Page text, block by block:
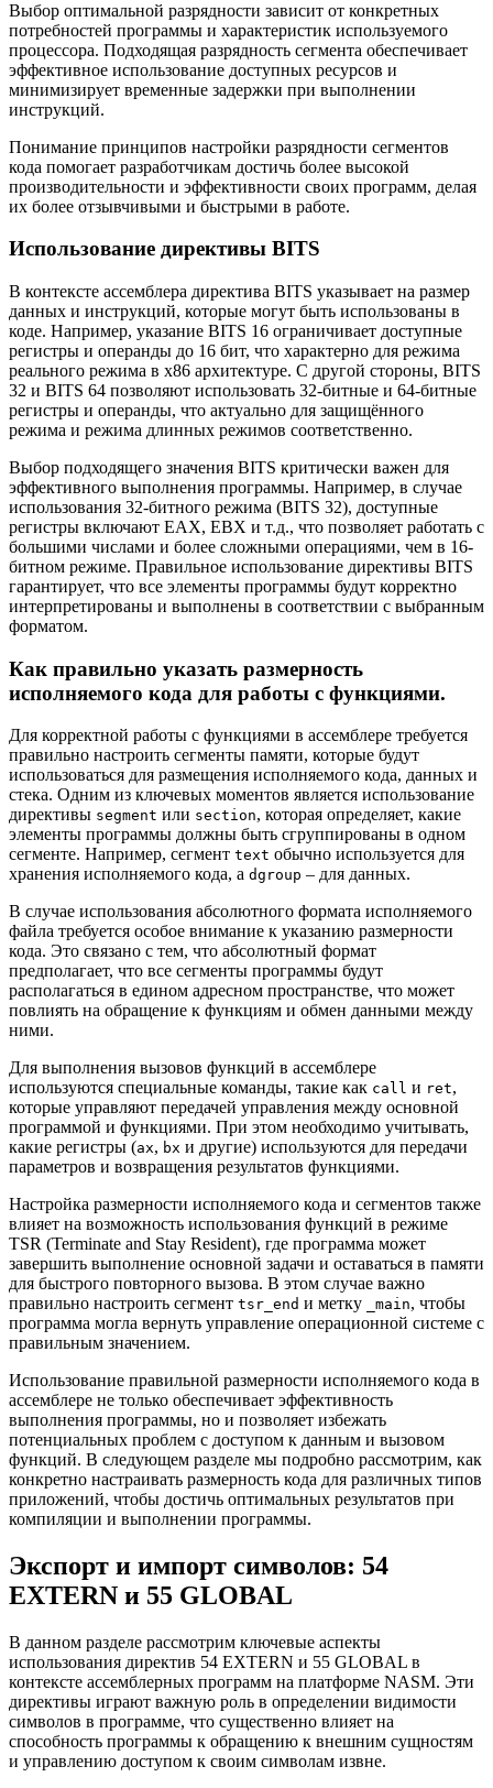
Выбор оптимальной разрядности зависит от конкретных
потребностей программы и характеристик используемого
процессора. Подходящая разрядность сегмента обеспечивает
эффективное использование доступных ресурсов и
минимизирует временные задержки при выполнении
инструкций.
Понимание принципов настройки разрядности сегментов
кода помогает разработчикам достичь более высокой
производительности и эффективности своих программ, делая
их более отзывчивыми и быстрыми в работе.
Использование директивы BITS
В контексте ассемблера директива BITS указывает на размер
данных и инструкций, которые могут быть использованы в
коде. Например, указание BITS 16 ограничивает доступные
регистры и операнды до 16 бит, что характерно для режима
реального режима в x86 архитектуре. С другой стороны, BITS
32 и BITS 64 позволяют использовать 32-битные и 64-битные
регистры и операнды, что актуально для защищённого
режима и режима длинных режимов соответственно.
Выбор подходящего значения BITS критически важен для
эффективного выполнения программы. Например, в случае
использования 32-битного режима (BITS 32), доступные
регистры включают EAX, EBX и т.д., что позволяет работать с
большими числами и более сложными операциями, чем в 16-
битном режиме. Правильное использование директивы BITS
гарантирует, что все элементы программы будут корректно
интерпретированы и выполнены в соответствии с выбранным
форматом.
Как правильно указать размерность
исполняемого кода для работы с функциями.
Для корректной работы с функциями в ассемблере требуется
правильно настроить сегменты памяти, которые будут
использоваться для размещения исполняемого кода, данных и
стека. Одним из ключевых моментов является использование
директивы segment или section, которая определяет, какие
элементы программы должны быть сгруппированы в одном
сегменте. Например, сегмент text обычно используется для
хранения исполняемого кода, а dgroup – для данных.
В случае использования абсолютного формата исполняемого
файла требуется особое внимание к указанию размерности
кода. Это связано с тем, что абсолютный формат
предполагает, что все сегменты программы будут
располагаться в едином адресном пространстве, что может
повлиять на обращение к функциям и обмен данными между
ними.
Для выполнения вызовов функций в ассемблере
используются специальные команды, такие как call и ret,
которые управляют передачей управления между основной
программой и функциями. При этом необходимо учитывать,
какие регистры (ax, bx и другие) используются для передачи
параметров и возвращения результатов функциями.
Настройка размерности исполняемого кода и сегментов также
влияет на возможность использования функций в режиме
TSR (Terminate and Stay Resident), где программа может
завершить выполнение основной задачи и оставаться в памяти
для быстрого повторного вызова. В этом случае важно
правильно настроить сегмент tsr_end и метку _main, чтобы
программа могла вернуть управление операционной системе с
правильным значением.
Использование правильной размерности исполняемого кода в
ассемблере не только обеспечивает эффективность
выполнения программы, но и позволяет избежать
потенциальных проблем с доступом к данным и вызовом
функций. В следующем разделе мы подробно рассмотрим, как
конкретно настраивать размерность кода для различных типов
приложений, чтобы достичь оптимальных результатов при
компиляции и выполнении программы.
Экспорт и импорт символов: 54
EXTERN и 55 GLOBAL
В данном разделе рассмотрим ключевые аспекты
использования директив 54 EXTERN и 55 GLOBAL в
контексте ассемблерных программ на платформе NASM. Эти
директивы играют важную роль в определении видимости
символов в программе, что существенно влияет на
способность программы к обращению к внешним сущностям
и управлению доступом к своим символам извне.